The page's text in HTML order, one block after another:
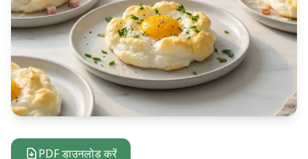
PDF डाउनलोड करें